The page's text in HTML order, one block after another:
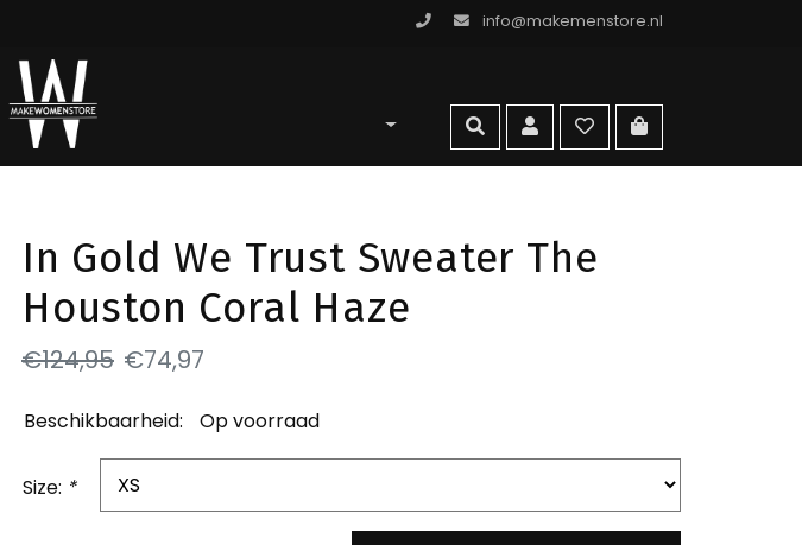
info@makemenstore.nl
ga naar de men store
zoekenaccountwishlistga naar
In Gold We Trust Sweater The
Houston Coral Haze
€124,95 €74,97
Beschikbaarheid: Op voorraad
Size: *